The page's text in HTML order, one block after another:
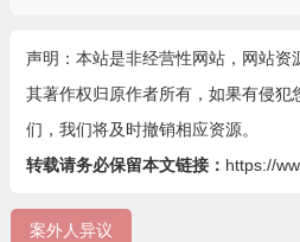
声明：本站是非经营性网站，网站资
其著作权归原作者所有，如果有侵犯
们，我们将及时撤销相应资源。
转载请务必保留本文链接： https://
案外人异议